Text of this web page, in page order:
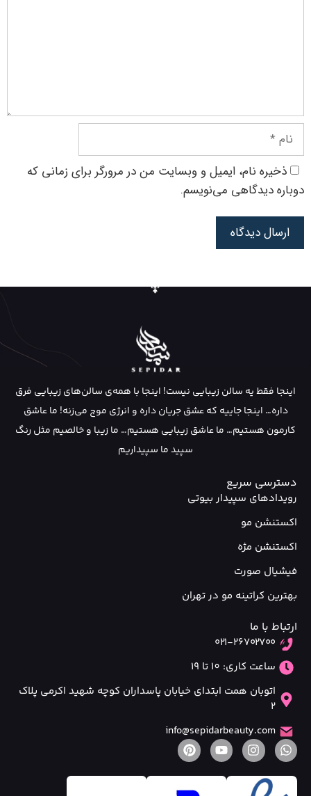
ذخیره نام، ایمیل و وبسایت من در مرورگر برای زمانی که
دوباره دیدگاهی می‌نویسم.
اینجا فقط یه سالن زیبایی نیست! اینجا با همه‌ی سالن‌های زیبایی فرق
داره… اینجا جاییه که عشق جریان داره و انرژی موج می‌زنه! ما عاشق
کارمون هستیم… ما عاشق زیبایی هستیم… ما زیبا و خالصیم مثل رنگ
سپید ما سپیداریم
دسترسی سریع
رویدادهای سپیدار بیوتی
اکستنشن مو
اکستنشن مژه
فیشیال صورت
بهترین کراتینه مو در تهران
ارتباط با ما
۰۲۱-۲۶۷۰۲۷۰۰
ساعت کاری: 10 تا 19
اتوبان همت ابتدای خیابان پاسداران کوچه شهید اکرمی پلاک
۲
info@sepidarbeauty.com